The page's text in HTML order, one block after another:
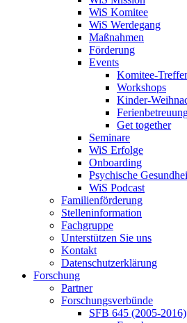
WiS Komitee
WiS Werdegang
Maßnahmen
Förderung
Events
Komitee-
Workshops
Kinder-
Get together
Seminare
WiS Erfolge
Onboarding
Psychische
WiS Podcast
Familienförderung
Stelleninformation
Fachgruppe
Unterstützen Sie uns
Kontakt
Datenschutzerklärung
Forschung
Partner
Forschungsverbünde
SFB 645 (2005-2016)